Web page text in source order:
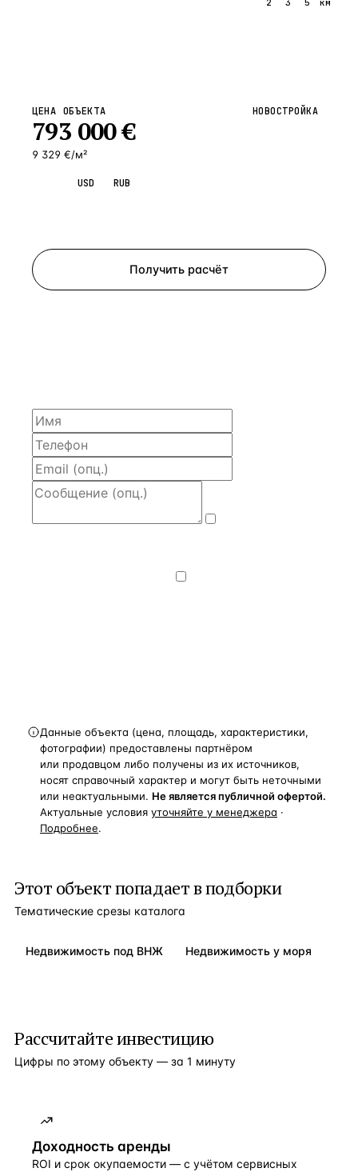
ЦЕНА ОБЪЕКТА
793 000€
9 329 €/м²
НОВОСТРОЙКА
USD RUB
Получить расчёт
Данные объекта (цена, площадь, характеристики,
фотографии) предоставлены партнёром
или продавцом либо получены из их источников,
носят справочный характер и могут быть неточными
или неактуальными. Не является публичной офертой.
Актуальные условия уточняйте у менеджера ·
Подробнее.
Этот объект попадает в подборки
Тематические срезы каталога
Недвижимость под ВНЖ Недвижимость у моря
Рассчитайте инвестицию
Цифры по этому объекту — за 1 минуту
Доходность аренды
ROI и срок окупаемости — с учётом сервисных